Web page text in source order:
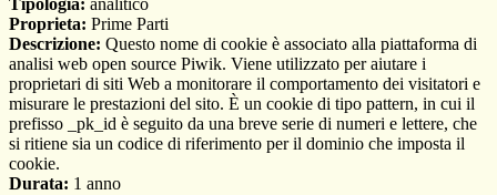
Tipologia: analitico
Proprieta: Prime Parti
Descrizione: Questo nome di cookie è associato alla piattaforma di
analisi web open source Piwik. Viene utilizzato per aiutare i
proprietari di siti Web a monitorare il comportamento dei visitatori e
misurare le prestazioni del sito. È un cookie di tipo pattern, in cui il
prefisso _pk_id è seguito da una breve serie di numeri e lettere, che
si ritiene sia un codice di riferimento per il dominio che imposta il
cookie.
Durata: 1 anno